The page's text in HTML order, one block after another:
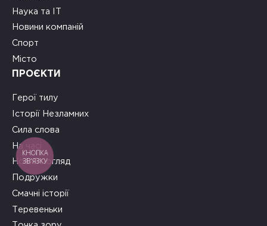
Наука та ІТ
Новини компаній
Спорт
Місто
ПРОЄКТИ
Герої тилу
Історії Незламних
Сила слова
На часі
Новий погляд
Подружки
Смачні історії
Теревеньки
КНОПКА
ЗВ'ЯЗКУ